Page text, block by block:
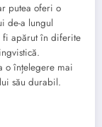
putea oferi o
de-a lungul
fi apărut în diferite
o înțelegere mai
său durabil.